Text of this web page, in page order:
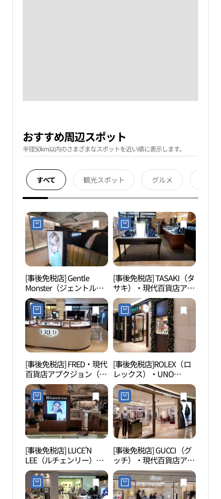
おすすめ周辺スポット
半径50km以内のさまざまなスポットを近い順に表示します。
すべて 観光スポット グルメ
[事後免税店] Gentle
Monster（ジェントルモ
ンスター）・現代百貨店
アプクジョン（狎鴎亭）
本店(젠틀몬스터 현대백
화점 압구정본점)
[事後免税店] TASAKI（タ
サキ）・現代百貨店アプ
クジョン（狎鴎亭）本店
(타사키 현대백화점 압구
정본점)
[事後免税店] FRED・現代
百貨店アプクジョン（狎
鴎亭）本店(프레드 현대
백화점 압구정 본점)
[事後免税店]ROLEX（ロ
レックス）・UNO
WATCH（ウノウォッ
チ）・現代百貨店アプク
ジョン（狎鴎亭）本店
(롤렉스 우노와치 현대백
화점 압구정본점)
[事後免税店] LUCE’N
LEE（ルチェンリー）・
現代百貨店アプクジョン
（狎鴎亭）本店(루첸리
현대백화점 압구정본점)
[事後免税店] GUCCI（グ
ッチ）・現代百貨店アプ
クジョン（狎鴎亭）本店
(구찌 현대백화점 압구정
본점)